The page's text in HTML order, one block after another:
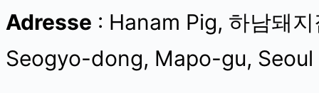
Adresse : Hanam Pig, 하남돼
Seogyo-dong, Mapo-gu, Seoul